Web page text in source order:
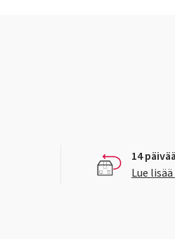
14
Lue